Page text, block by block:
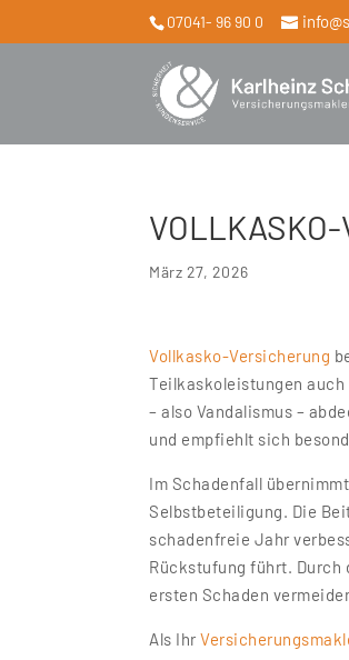
07041- 96 90 0
VOLLKASKO-
März 27, 2026
Vollkasko-Versicherung
Teilkaskoleistungen
– also Vandalismus –
und empfiehlt sich
Im Schadenfall
Selbstbeteiligung. Die
schadenfreie Jahr
Rückstufung führt.
ersten Schaden
Als Ihr